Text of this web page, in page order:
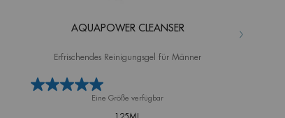
AQUAPOWER CLEANSER
Erfrischendes Reinigungsgel für Männer
Eine Größe verfügbar